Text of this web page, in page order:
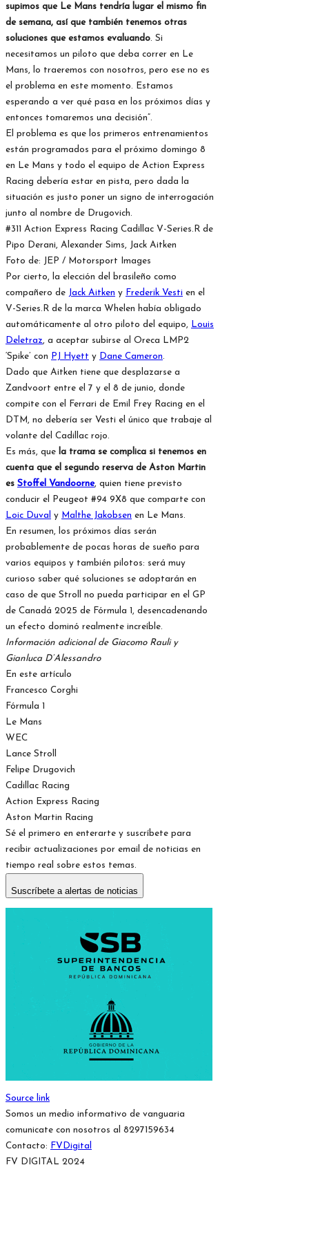
supimos que Le Mans tendría lugar el mismo fin
de semana, así que también tenemos otras
soluciones que estamos evaluando. Si
necesitamos un piloto que deba correr en Le
Mans, lo traeremos con nosotros, pero ese no es
el problema en este momento. Estamos
esperando a ver qué pasa en los próximos días y
entonces tomaremos una decisión”.
El problema es que los primeros entrenamientos
están programados para el próximo domingo 8
en Le Mans y todo el equipo de Action Express
Racing debería estar en pista, pero dada la
situación es justo poner un signo de interrogación
junto al nombre de Drugovich.
#311 Action Express Racing Cadillac V-Series.R de
Pipo Derani, Alexander Sims, Jack Aitken
Foto de: JEP / Motorsport Images
Por cierto, la elección del brasileño como
compañero de Jack Aitken y Frederik Vesti en el
V-Series.R de la marca Whelen había obligado
automáticamente al otro piloto del equipo,
Louis
Deletraz, a aceptar subirse al Oreca LMP2
‘Spike’ con
PJ Hyett y Dane Cameron.
Dado que Aitken tiene que desplazarse a
Zandvoort entre el 7 y el 8 de junio, donde
compite con el Ferrari de Emil Frey Racing en el
DTM, no debería ser Vesti el único que trabaje al
volante del Cadillac rojo.
Es más, que la trama se complica si tenemos en
cuenta que el segundo reserva de Aston Martin
es Stoffel Vandoorne, quien tiene previsto
conducir el Peugeot #94 9X8 que comparte con
Loic Duval
y Malthe Jakobsen en Le Mans.
En resumen, los próximos días serán
probablemente de pocas horas de sueño para
varios equipos y también pilotos: será muy
curioso saber qué soluciones se adoptarán en
caso de que Stroll no pueda participar en el GP
de Canadá 2025 de Fórmula 1, desencadenando
un efecto dominó realmente increíble.
Información adicional de Giacomo Rauli y
Gianluca D’Alessandro
En este artículo
Francesco Corghi
Fórmula 1
Le Mans
WEC
Lance Stroll
Felipe Drugovich
Cadillac Racing
Action Express Racing
Aston Martin Racing
Sé el primero en enterarte y suscríbete para
recibir actualizaciones por email de noticias en
tiempo real sobre estos temas.
Suscríbete a alertas de noticias
Source link
Somos un medio informativo de vanguaria
comunicate con nosotros al 8297159634
Contacto:
FVDigital
FV DIGITAL 2024